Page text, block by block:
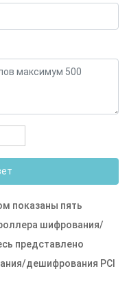
показаны пять
шифрования/
представлено
дешифрования PCI